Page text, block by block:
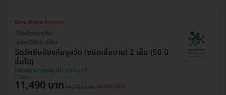
โอนจ่ายลดเพิ่ม
ผ่อน 0% 6 เดือน
ฉีดวัคซีนป้องกันงูสวัด (ชนิดเชื้อตาย) 2 เข็ม (50 ปี
ขึ้นไป)
โรงพยาบาลพญาไท นวมินทร์
บึงกุ่ม
11,490 บาท16,182 บาท ประหยัด 26%